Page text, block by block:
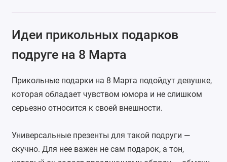
Идеи прикольных подарков
подруге на 8 Марта
Прикольные подарки на 8 Марта подойдут девушке,
которая обладает чувством юмора и не слишком
серьезно относится к своей внешности.
Универсальные презенты для такой подруги —
скучно. Для нее важен не сам подарок, а тон,